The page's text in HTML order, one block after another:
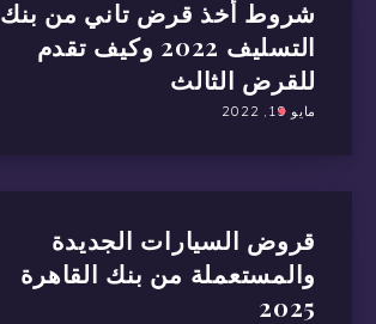
شروط أخذ قرض تاني من بنك
التسليف 2022 وكيف تقدم
للقرض الثالث
مايو 19, 2022
قروض السيارات الجديدة
والمستعملة من بنك القاهرة
2025